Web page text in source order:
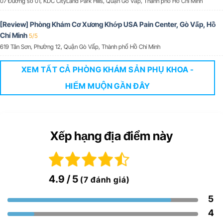
[Review] Phòng Khám Cơ Xương Khớp USA Pain Center, Gò Vấp, Hồ
Chí Minh 5/5
619 Tân Sơn, Phường 12, Quận Gò Vấp, Thành phố Hồ Chí Minh
XEM TẤT CẢ PHÒNG KHÁM SẢN PHỤ KHOA -
HIẾM MUỘN GẦN ĐÂY
Xếp hạng địa điểm này
4.9 / 5 (7 đánh giá)
5
4